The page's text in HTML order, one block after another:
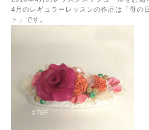
4月のレギュラーレッスンの作品は 「母の
ト」です。